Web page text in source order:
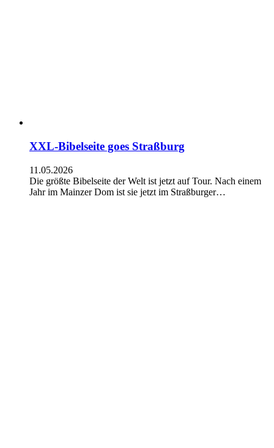
XXL-Bibelseite goes Straßburg
11.05.2026
Die größte Bibelseite der Welt ist jetzt auf Tour. Nach einem
Jahr im Mainzer Dom ist sie jetzt im Straßburger…